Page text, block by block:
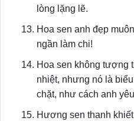
lòng lặng lẽ.
Hoa sen anh đẹp
ngần làm chi!
Hoa sen không tượng
nhiệt, nhưng nó là
chặt, như cách anh
Hương sen thanh